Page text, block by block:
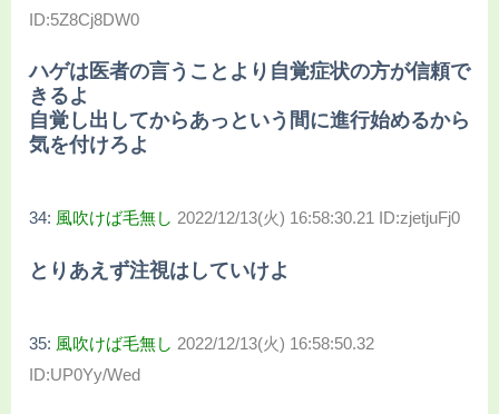
ID:5Z8Cj8DW0
ハゲは医者の言うことより自覚症状の方が信頼で
きるよ
自覚し出してからあっという間に進行始めるから
気を付けろよ
34: 風吹けば毛無し 2022/12/13(火) 16:58:30.21 ID:zjetjuFj0
とりあえず注視はしていけよ
35: 風吹けば毛無し 2022/12/13(火) 16:58:50.32
ID:UP0Yy/Wed